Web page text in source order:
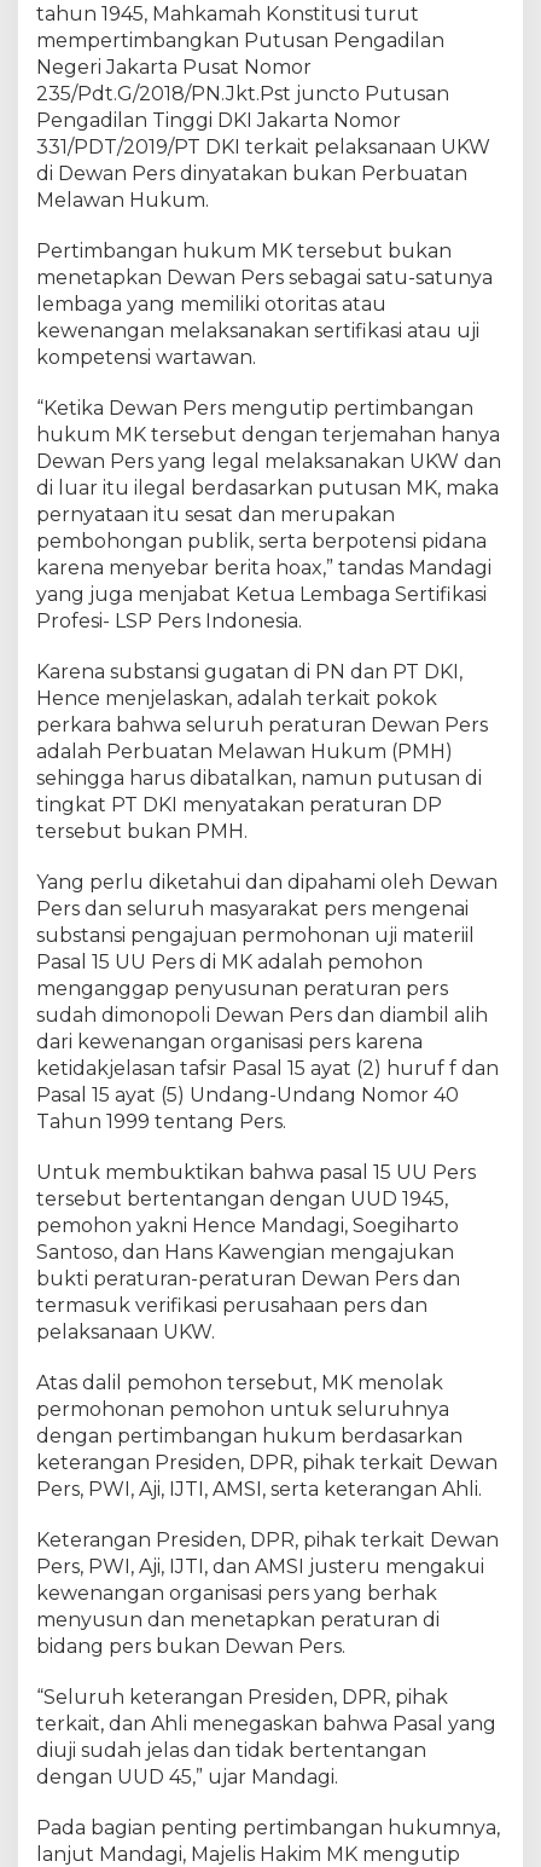
tahun 1945, Mahkamah Konstitusi turut
mempertimbangkan Putusan Pengadilan
Negeri Jakarta Pusat Nomor
235/Pdt.G/2018/PN.Jkt.Pst juncto Putusan
Pengadilan Tinggi DKI Jakarta Nomor
331/PDT/2019/PT DKI terkait pelaksanaan UKW
di Dewan Pers dinyatakan bukan Perbuatan
Melawan Hukum.
Pertimbangan hukum MK tersebut bukan
menetapkan Dewan Pers sebagai satu-satunya
lembaga yang memiliki otoritas atau
kewenangan melaksanakan sertifikasi atau uji
kompetensi wartawan.
“Ketika Dewan Pers mengutip pertimbangan
hukum MK tersebut dengan terjemahan hanya
Dewan Pers yang legal melaksanakan UKW dan
di luar itu ilegal berdasarkan putusan MK, maka
pernyataan itu sesat dan merupakan
pembohongan publik, serta berpotensi pidana
karena menyebar berita hoax,” tandas Mandagi
yang juga menjabat Ketua Lembaga Sertifikasi
Profesi- LSP Pers Indonesia.
Karena substansi gugatan di PN dan PT DKI,
Hence menjelaskan, adalah terkait pokok
perkara bahwa seluruh peraturan Dewan Pers
adalah Perbuatan Melawan Hukum (PMH)
sehingga harus dibatalkan, namun putusan di
tingkat PT DKI menyatakan peraturan DP
tersebut bukan PMH.
Yang perlu diketahui dan dipahami oleh Dewan
Pers dan seluruh masyarakat pers mengenai
substansi pengajuan permohonan uji materiil
Pasal 15 UU Pers di MK adalah pemohon
menganggap penyusunan peraturan pers
sudah dimonopoli Dewan Pers dan diambil alih
dari kewenangan organisasi pers karena
ketidakjelasan tafsir Pasal 15 ayat (2) huruf f dan
Pasal 15 ayat (5) Undang-Undang Nomor 40
Tahun 1999 tentang Pers.
Untuk membuktikan bahwa pasal 15 UU Pers
tersebut bertentangan dengan UUD 1945,
pemohon yakni Hence Mandagi, Soegiharto
Santoso, dan Hans Kawengian mengajukan
bukti peraturan-peraturan Dewan Pers dan
termasuk verifikasi perusahaan pers dan
pelaksanaan UKW.
Atas dalil pemohon tersebut, MK menolak
permohonan pemohon untuk seluruhnya
dengan pertimbangan hukum berdasarkan
keterangan Presiden, DPR, pihak terkait Dewan
Pers, PWI, Aji, IJTI, AMSI, serta keterangan Ahli.
Keterangan Presiden, DPR, pihak terkait Dewan
Pers, PWI, Aji, IJTI, dan AMSI justeru mengakui
kewenangan organisasi pers yang berhak
menyusun dan menetapkan peraturan di
bidang pers bukan Dewan Pers.
“Seluruh keterangan Presiden, DPR, pihak
terkait, dan Ahli menegaskan bahwa Pasal yang
diuji sudah jelas dan tidak bertentangan
dengan UUD 45,” ujar Mandagi.
Pada bagian penting pertimbangan hukumnya,
lanjut Mandagi, Majelis Hakim MK mengutip